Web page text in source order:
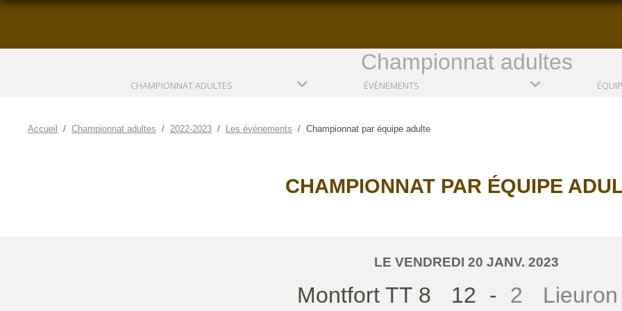
Championnat adultes
CHAMPIONNAT ADULTES ÉVÈNEMENTS
Accueil Championnat adultes 2022-2023 Les évènements Championnat par équipe adulte
CHAMPIONNAT PAR ÉQUIPE
LE VENDREDI 20 JANV. 2023
Montfort TT 8 12 - 2 Lieuron